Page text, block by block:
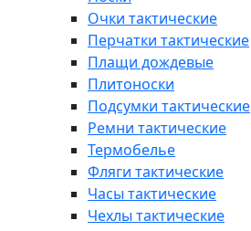
Очки тактические
Перчатки тактические
Плащи дождевые
Плитоноски
Подсумки тактические
Ремни тактические
Термобелье
Фляги тактические
Часы тактические
Чехлы тактические